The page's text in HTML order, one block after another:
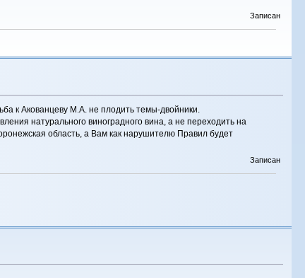
Записан
к Акованцеву М.А. не плодить темы-двойники.
натурального виноградного вина, а не переходить на
область, а Вам как нарушителю Правил будет
Записан